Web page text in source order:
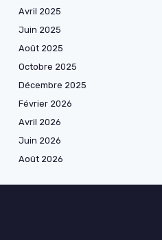
Avril 2025
Juin 2025
Août 2025
Octobre 2025
Décembre 2025
Février 2026
Avril 2026
Juin 2026
Août 2026